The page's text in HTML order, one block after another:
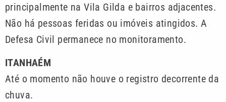
principalmente na Vila Gilda e bairros adjacentes.
Não há pessoas feridas ou imóveis atingidos. A
Defesa Civil permanece no monitoramento.
ITANHAÉM
Até o momento não houve o registro decorrente da
chuva.